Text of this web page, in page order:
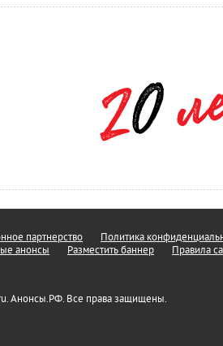
партнерство
Политика
анонсы Разместить баннер Правила
Анонсы.РФ. Все права защищены.